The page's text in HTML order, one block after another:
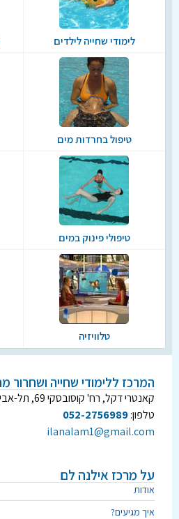
לימודי שחייה לילדים
טיפול בחרדות מים
טיפולי פינוק במים
טלוויזיה
המרכז ללימודי שחייה ושחרור
קאנטרי דקל, רח' קוסובסקי 69, תל-אביב (שכונת בבלי)
טלפון:052-2756989
ilanalam1@gmail.com
על מרכז אילנה לם
אודות
איך מגיעים?